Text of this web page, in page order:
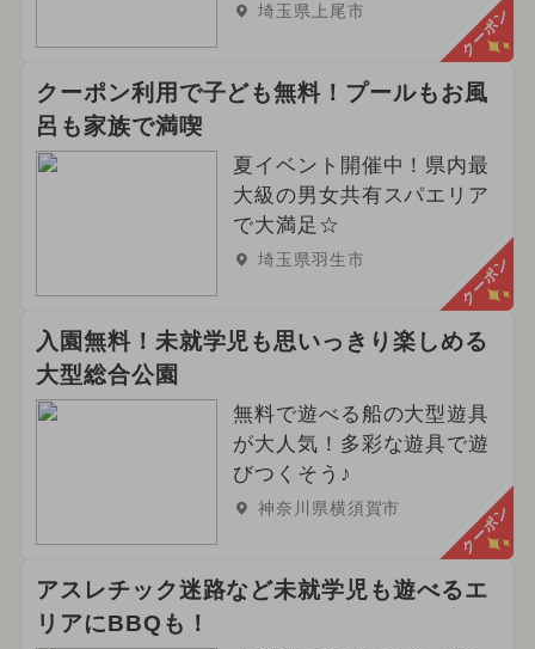
埼玉県上尾市 クーポン
クーポン利用で子ども無料！プールもお風
呂も家族で満喫
夏イベント開催中！県内最
大級の男女共有スパエリア
で大満足☆
埼玉県羽生市 クーポン
入園無料！未就学児も思いっきり楽しめる
大型総合公園
無料で遊べる船の大型遊具
が大人気！多彩な遊具で遊
びつくそう♪
神奈川県横須賀市 クーポン
アスレチック迷路など未就学児も遊べるエ
リアにBBQも！